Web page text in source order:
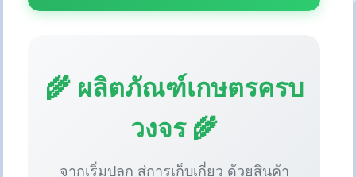
🌾 ผลิตภัณฑ์เกษตรครบ
วงจร 🌾
จากเริ่มปลูก สู่การเก็บเกี่ยว ด้วยสินค้า